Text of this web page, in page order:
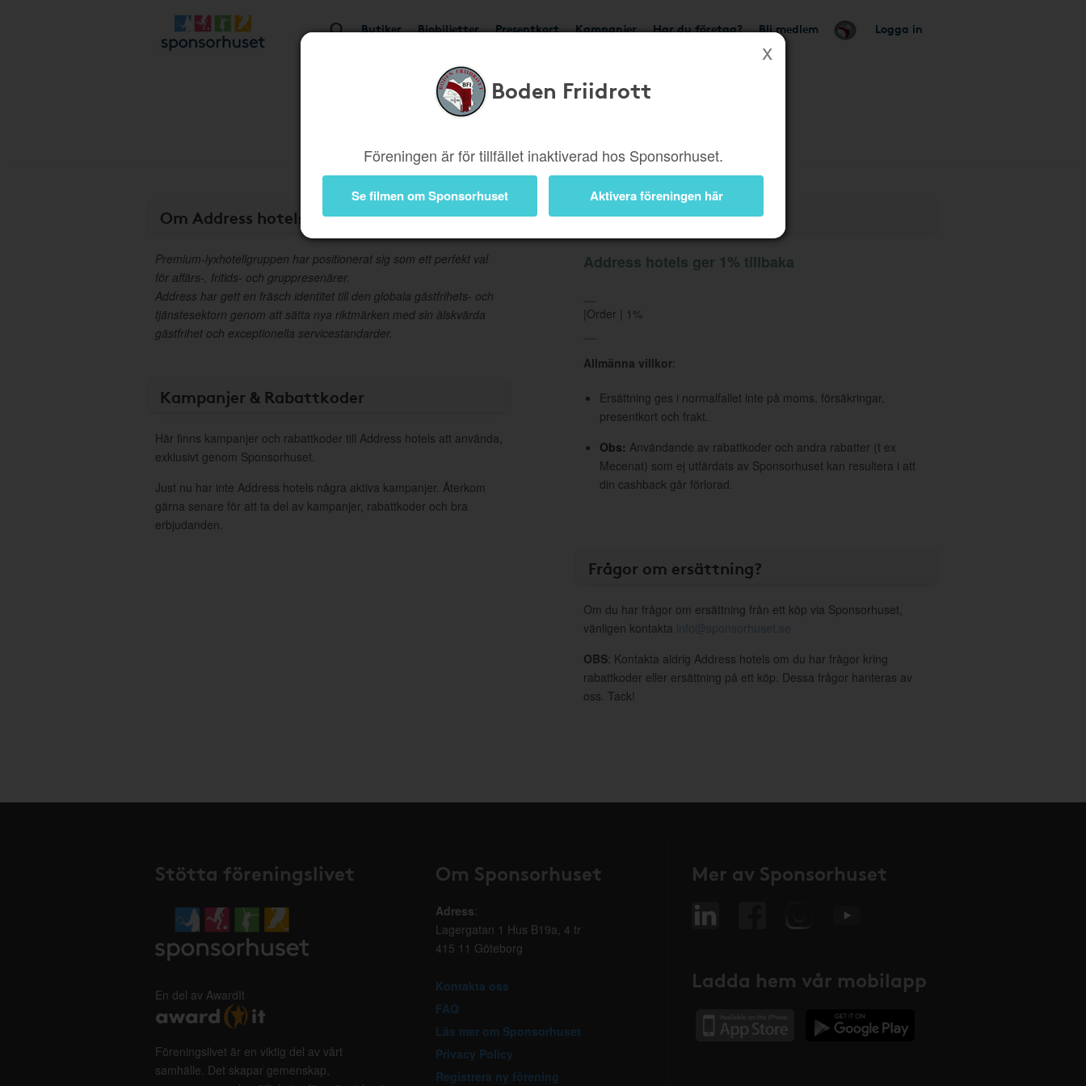
Butiker Biobiljetter Presentkort Kampanjer Har du företag? Bli medlem Logga in
Boden Friidrott
Föreningen är för tillfället inaktiverad hos Sponsorhuset.
Se filmen om Sponsorhuset Aktivera föreningen här
Om Address hotels
Premium-lyxhotellgruppen har positionerat sig som ett perfekt val
för affärs-, fritids- och gruppresenärer.
Address har gett en fräsch identitet till den globala gästfrihets- och
tjänstesektorn genom att sätta nya riktmärken med sin älskvärda
gästfrihet och exceptionella servicestandarder.
Kampanjer & Rabattkoder
Här finns kampanjer och rabattkoder till Address hotels att använda,
exklusivt genom Sponsorhuset.
Just nu har inte Address hotels några aktiva kampanjer. Återkom
gärna senare för att ta del av kampanjer, rabattkoder och bra
erbjudanden.
Information
Address hotels ger 1% tillbaka
|Order | 1%
Allmänna villkor:
Ersättning ges i normalfallet inte på moms, försäkringar,
presentkort och frakt.
Obs: Användande av rabattkoder och andra rabatter (t ex
Mecenat) som ej utfärdats av Sponsorhuset kan resultera i att
din cashback går förlorad.
Frågor om ersättning?
Om du har frågor om ersättning från ett köp via Sponsorhuset,
vänligen kontakta info@sponsorhuset.se
OBS: Kontakta aldrig Address hotels om du har frågor kring
rabattkoder eller ersättning på ett köp. Dessa frågor hanteras av
oss. Tack!
Stötta föreningslivet
En del av AwardIt
Föreningslivet är en viktig del av vårt
samhälle. Det skapar gemenskap,
Om Sponsorhuset
Adress:
Lagergatan 1 Hus B19a, 4 tr
415 11 Göteborg
Kontakta oss
FAQ
Läs mer om Sponsorhuset
Privacy Policy
Registrera ny förening
Mer av Sponsorhuset
Ladda hem vår mobilapp